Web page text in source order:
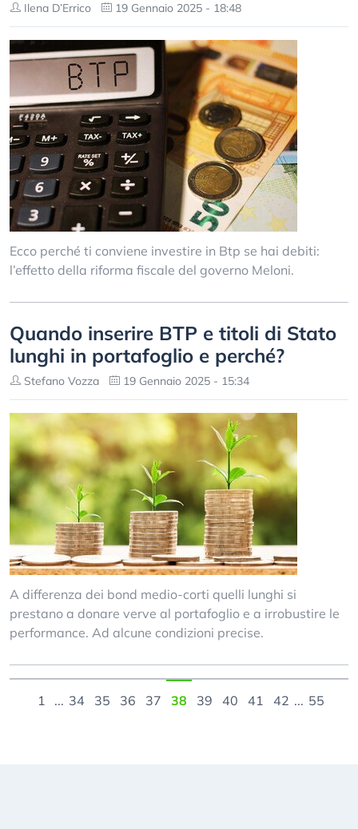
Ilena D’Errico 19 Gennaio 2025 - 18:48
Ecco perché ti conviene investire in Btp se hai debiti:
l’effetto della riforma fiscale del governo Meloni.
Quando inserire BTP e titoli di Stato
lunghi in portafoglio e perché?
Stefano Vozza 19 Gennaio 2025 - 15:34
A differenza dei bond medio-corti quelli lunghi si
prestano a donare verve al portafoglio e a irrobustire le
performance. Ad alcune condizioni precise.
1 ... 34 35 36 37 38 39 40 41 42 ... 55